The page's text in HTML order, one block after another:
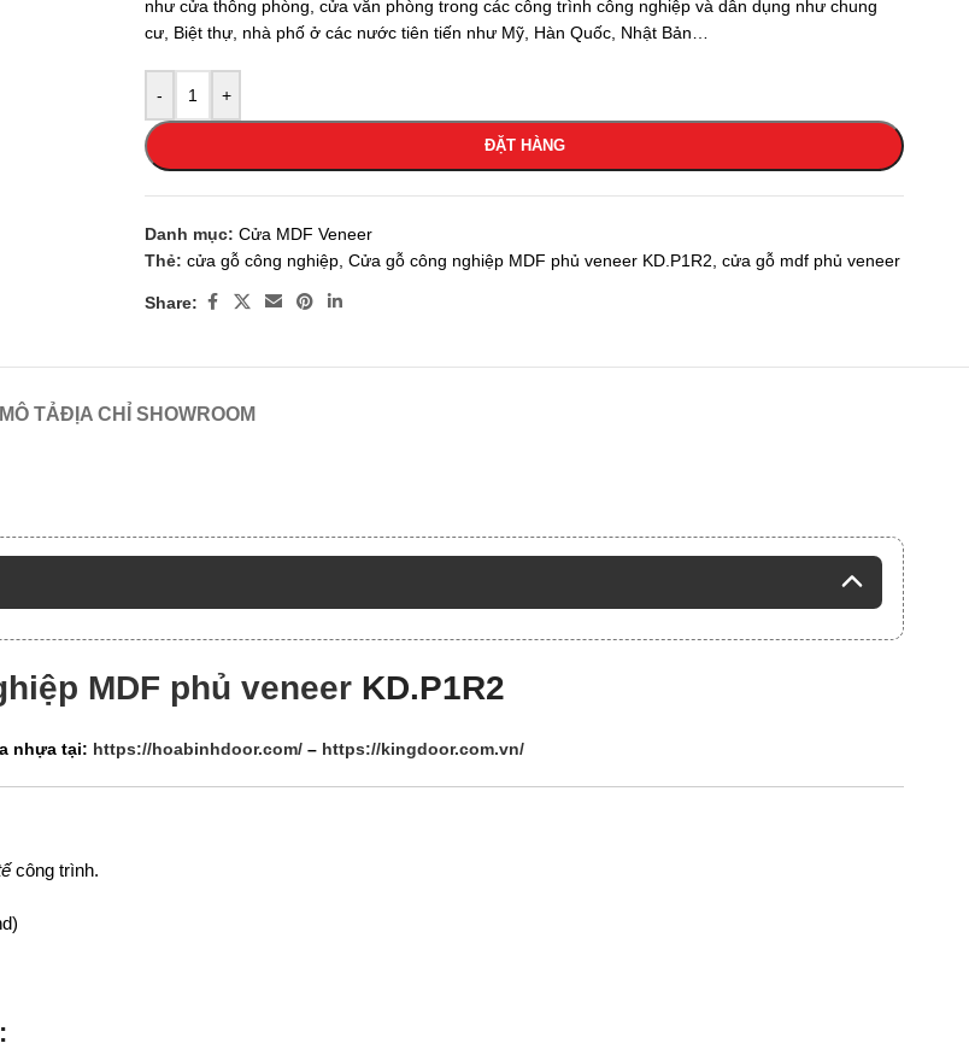
như cửa thông phòng, cửa văn phòng trong các công trình công nghiệp và dân dụng như chung
cư, Biệt thự, nhà phố ở các nước tiên tiến như Mỹ, Hàn Quốc, Nhật Bản…
- +
ĐẶT HÀNG
Danh mục: Cửa MDF Veneer
Thẻ: cửa gỗ công nghiệp Cửa gỗ công nghiệp MDF phủ veneer KD.P1R2 cửa gỗ mdf phủ veneer
Share:
MÔ TẢĐỊA CHỈ SHOWROOM
MDF phủ veneerKD.P1R2
nhựa tại: https://hoabinhdoor.com/ – https://kingdoor.com.vn/
công trình.
: